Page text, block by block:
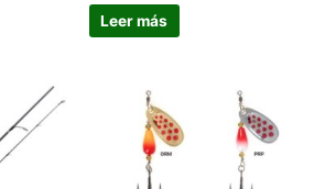
Leer más
tiene